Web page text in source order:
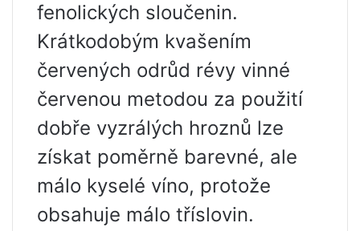
fenolických sloučenin.
Krátkodobým kvašením
červených odrůd révy vinné
červenou metodou za použití
dobře vyzrálých hroznů lze
získat poměrně barevné, ale
málo kyselé víno, protože
obsahuje málo tříslovin.